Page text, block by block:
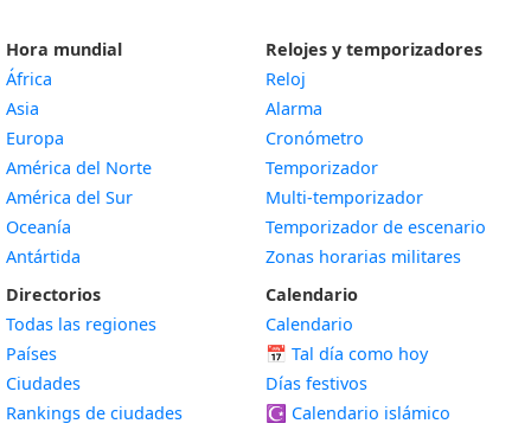
Hora mundial
África
Asia
Europa
América del Norte
América del Sur
Oceanía
Antártida
Directorios
Todas las regiones
Países
Ciudades
Rankings de ciudades
Relojes y temporizadores
Reloj
Alarma
Cronómetro
Temporizador
Multi-temporizador
Temporizador de escenario
Zonas horarias militares
Calendario
Calendario
📅 Tal día como hoy
Días festivos
☪️ Calendario islámico